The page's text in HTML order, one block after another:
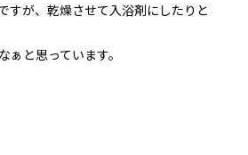
すが、乾燥させて入浴剤にしたりと
と思っています。